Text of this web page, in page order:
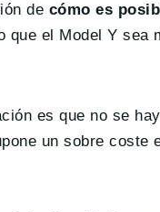
de cómo es
el Model Y sea
es que no se
un sobre coste